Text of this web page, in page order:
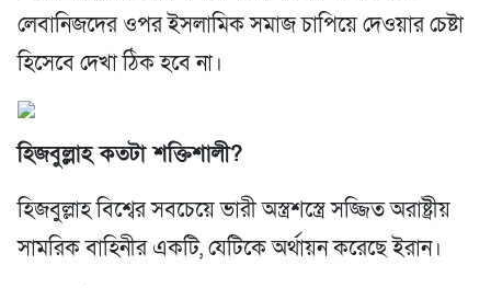
লেবানিজদের ওপর ইসলামিক সমাজ চাপিয়ে দেওয়ার চেষ্টা
হিসেবে দেখা ঠিক হবে না।
হিজবুল্লাহ কতটাশক্তিশালী?
হিজবুল্লাহ বিশ্বের সবচেয়ে ভারী অস্ত্রশস্ত্রে সজ্জিত অরাষ্ট্রীয়
সামরিক বাহিনীর একটি, যেটিকে অর্থায়ন করেছে ইরান।